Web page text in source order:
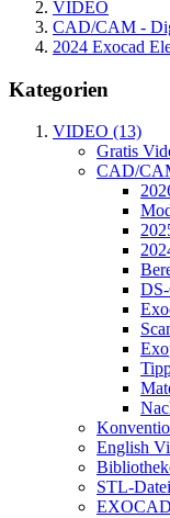
VIDEO
CAD/CAM -
2024 Exocad
Kategorien
VIDEO (13)
Gratis
CAD/
English
STL-